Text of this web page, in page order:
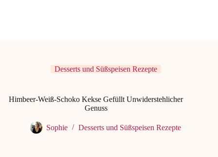
Desserts und Süßspeisen Rezepte
Himbeer-Weiß-Schoko Kekse Gefüllt Unwiderstehlicher
Genuss
Sophie Desserts und Süßspeisen Rezepte